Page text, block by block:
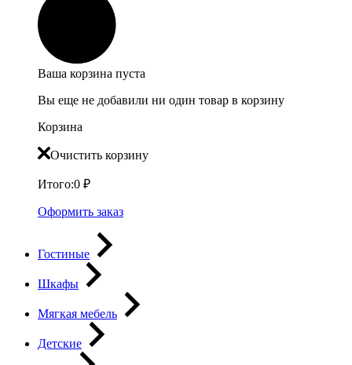
Ваша корзина пуста
Вы еще не добавили ни один товар в корзину
Корзина
Очистить корзину
Итого:0 ₽
Оформить заказ
Гостиные
Шкафы
Мягкая мебель
Детские